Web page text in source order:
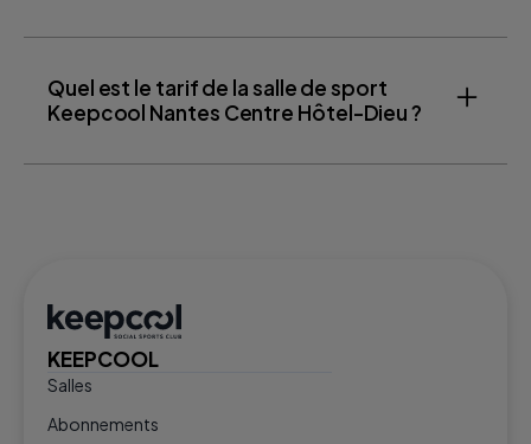
Quel est le tarif de la salle de sport
Keepcool Nantes Centre Hôtel-Dieu ?
KEEPCOOL
Salles
Abonnements